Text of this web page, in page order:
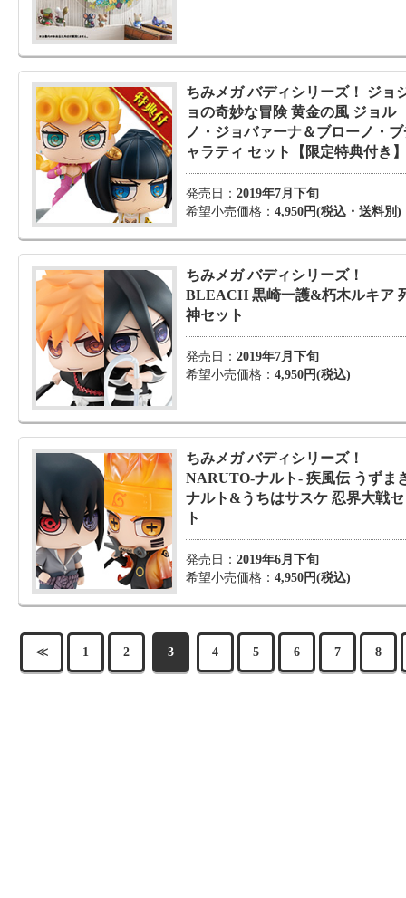
ちみメガ バディシリーズ！ ジョ
ョの奇妙な冒険 黄金の風 ジョル
ノ・ジョバァーナ＆ブローノ・
ャラティ セット【限定特典付き】
発売日： 2019年7月下旬
希望小売価格： 4,950円(税込・送料別)
ちみメガ バディシリーズ！
BLEACH 黒崎一護&朽木ルキア
神セット
発売日： 2019年7月下旬
希望小売価格： 4,950円(税込)
ちみメガ バディシリーズ！
NARUTO-ナルト- 疾風伝 うずま
ナルト&うちはサスケ 忍界大戦
ト
発売日： 2019年6月下旬
希望小売価格： 4,950円(税込)
≪ 1 2 3 4 5 6 7 8